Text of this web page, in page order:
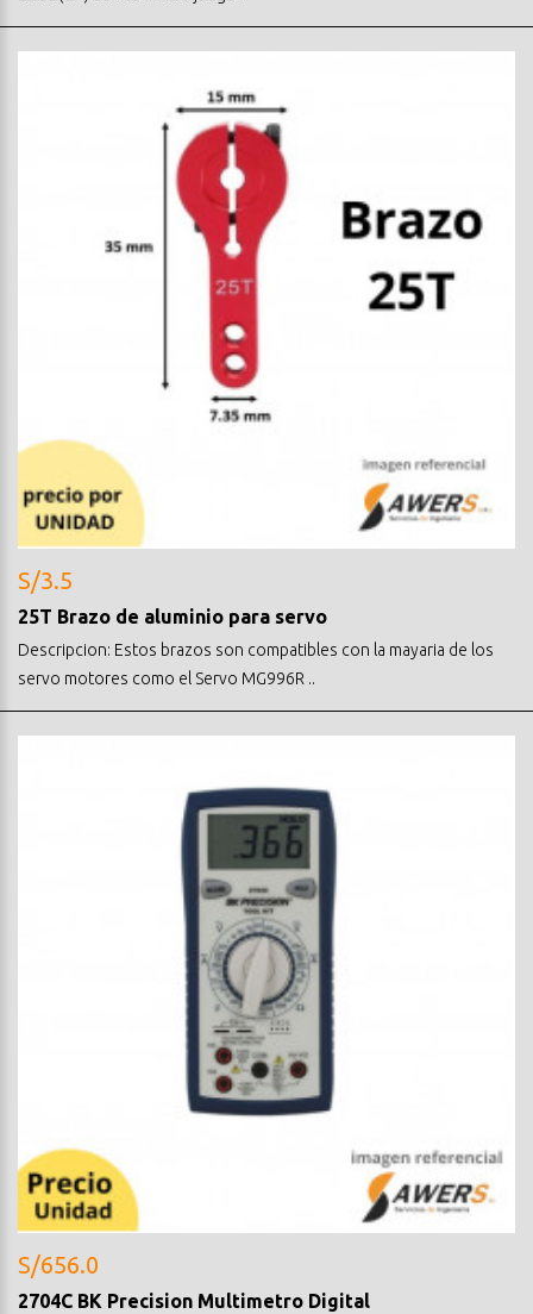
S/3.5
25T Brazo de aluminio para servo
Descripcion: Estos brazos son compatibles con la mayaria de los
servo motores como el Servo MG996R ..
S/656.0
2704C BK Precision Multimetro Digital